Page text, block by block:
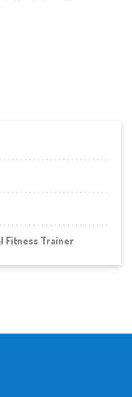
Fitness Trainer